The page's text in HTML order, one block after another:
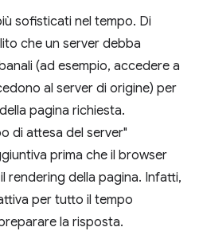
sofisticati nel tempo. Di
che un server debba
(ad esempio, accedere a
al server di origine) per
pagina richiesta.
di attesa del server"
prima che il browser
rendering della pagina. Infatti,
per tutto il tempo
la risposta.